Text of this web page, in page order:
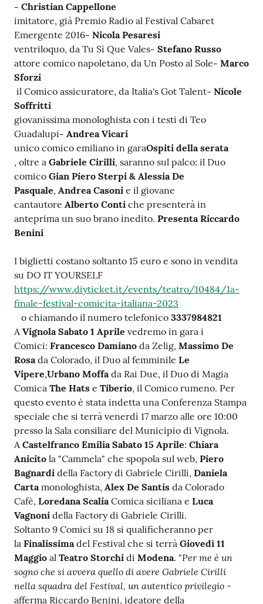
- Christian Cappellone
imitatore, già Premio Radio al Festival Cabaret
Emergente 2016- Nicola Pesaresi
ventriloquo, da Tu Sì Que Vales- Stefano Russo
attore comico napoletano, da Un Posto al Sole- Marco
Sforzi
il Comico assicuratore, da Italia's Got Talent- Nicole
Soffritti
giovanissima monologhista con i testi di Teo
Guadalupi- Andrea Vicari
unico comico emiliano in garaOspiti della serata
, oltre a Gabriele Cirilli, saranno sul palco: il Duo
comico Gian Piero Sterpi & Alessia De
Pasquale, Andrea Casoni e il giovane
cantautore Alberto Conti che presenterà in
anteprima un suo brano inedito. Presenta Riccardo
Benini
I biglietti costano soltanto 15 euro e sono in vendita
su DO IT YOURSELF
https://www.diyticket.it/events/teatro/10484/1a-
finale-festival-comicita-italiana-2023
o chiamando il numero telefonico 3337984821
AVignola Sabato 1 Aprile vedremo in gara i
Comici: Francesco Damiano da Zelig, Massimo De
Rosada Colorado, il Duo al femminile Le
Vipere,Urbano Moffada Rai Due, il Duo di Magia
Comica The Hats e Tiberio, il Comico rumeno. Per
questo evento è stata indetta una Conferenza Stampa
speciale che si terrà venerdì 17 marzo alle ore 10:00
presso la Sala consiliare del Municipio di Vignola.
ACastelfranco Emilia Sabato 15 Aprile: Chiara
Anicito la "Cammela" che spopola sul web, Piero
Bagnardi della Factory di Gabriele Cirilli, Daniela
Cartamonologhista, Alex De Santis da Colorado
Cafè, Loredana ScaliaComica siciliana e Luca
Vagnoni della Factory di Gabriele Cirilli.
Soltanto 9 Comici su 18 si qualificheranno per
la Finalissimadel Festival che si terrà Giovedì 11
Maggio al Teatro Storchi di Modena. "Per me è un
sogno che si avvera quello di avere Gabriele Cirilli
nella squadra del Festival, un autentico privilegio -
afferma Riccardo Benini, ideatore della